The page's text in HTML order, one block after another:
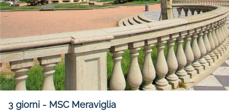
3 giorni - MSC Meraviglia